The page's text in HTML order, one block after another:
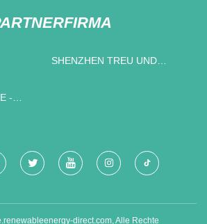
SHENZHEN TREU UND
-
direct.com, Alle Rechte